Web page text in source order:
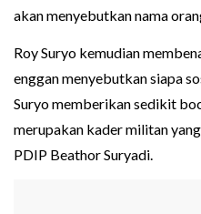
akan menyebutkan nama
Roy Suryo kemudian
enggan menyebutkan siapa
Suryo memberikan sedikit
merupakan kader militan
PDIP Beathor Suryadi.